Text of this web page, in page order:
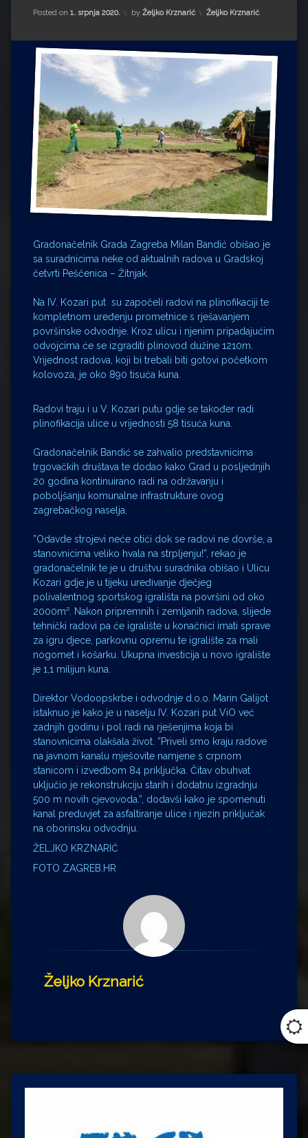
Matea Andrić
Ljiljana Lekanić-Kljaić
Željko Krznarić
Mario Lovreković
Miroslav Šantek
Posted on 1. srpnja 2020. by Željko Krznarić Kategorije:
Željko Krznarić
Gradonačelnik Grada Zagreba Milan Bandić obišao je
sa suradnicima neke od aktualnih radova u Gradskoj
četvrti Peščenica – Žitnjak.
Na IV. Kozari put su započeli radovi na plinofikaciji te
kompletnom uređenju prometnice s rješavanjem
površinske odvodnje. Kroz ulicu i njenim pripadajućim
odvojcima će se izgraditi plinovod dužine 1210m.
Vrijednost radova, koji bi trebali biti gotovi početkom
kolovoza, je oko 890 tisuća kuna.
Radovi traju i u V. Kozari putu gdje se također radi
plinofikacija ulice u vrijednosti 58 tisuća kuna.
Gradonačelnik Bandić se zahvalio predstavnicima
trgovačkih društava te dodao kako Grad u posljednjih
20 godina kontinuirano radi na održavanju i
poboljšanju komunalne infrastrukture ovog
zagrebačkog naselja.
”Odavde strojevi neće otići dok se radovi ne dovrše, a
stanovnicima veliko hvala na strpljenju!”, rekao je
gradonačelnik te je u društvu suradnika obišao i Ulicu
Kozari gdje je u tijeku uređivanje dječjeg
polivalentnog sportskog igrališta na površini od oko
2000m². Nakon pripremnih i zemljanih radova, slijede
tehnički radovi pa će igralište u konačnici imati sprave
za igru djece, parkovnu opremu te igralište za mali
nogomet i košarku. Ukupna investicija u novo igralište
je 1,1 milijun kuna.
Direktor Vodoopskrbe i odvodnje d.o.o. Marin Galijot
istaknuo je kako je u naselju IV. Kozari put ViO već
zadnjih godinu i pol radi na rješenjima koja bi
stanovnicima olakšala život. ”Priveli smo kraju radove
na javnom kanalu mješovite namjene s crpnom
stanicom i izvedbom 84 priključka. Čitav obuhvat
uključio je rekonstrukciju starih i dodatnu izgradnju
500 m novih cjevovoda.”, dodavši kako je spomenuti
kanal preduvjet za asfaltiranje ulice i njezin priključak
na oborinsku odvodnju.
ŽELJKO KRZNARIĆ
FOTO ZAGREB.HR
Željko Krznarić